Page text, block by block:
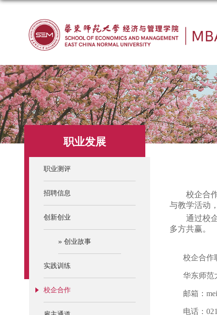
职业发展
职业测评
招聘信息
创新创业
» 创业故事
实践训练
校企合作
校企合
与教学活动
通过校
多方共赢。
校企合作
华东师范大
邮箱：
电话：021-